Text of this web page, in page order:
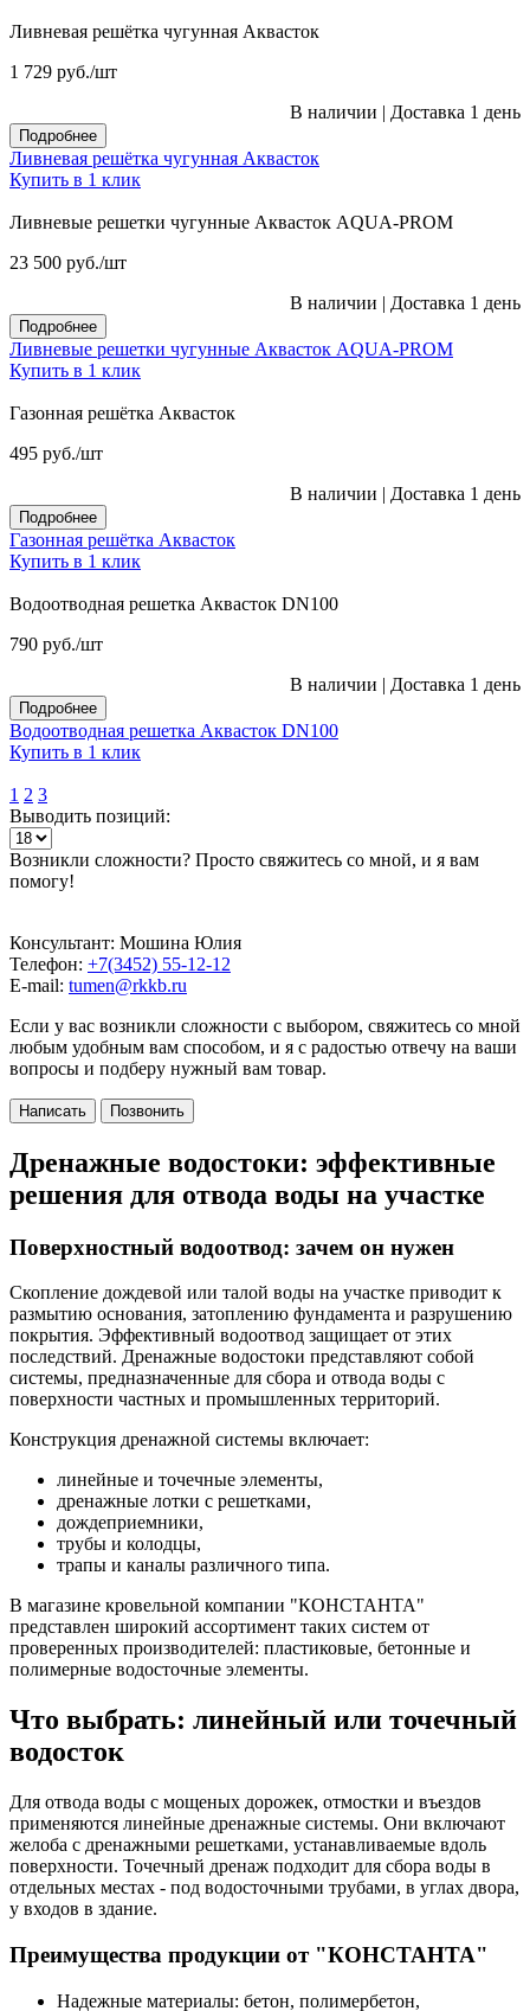
Ливневая решётка чугунная Аквасток
1 729 руб./шт
В наличии | Доставка 1 день
Подробнее
Ливневая решётка чугунная Аквасток
Купить в 1 клик
Ливневые решетки чугунные Аквасток AQUA-PROM
23 500 руб./шт
В наличии | Доставка 1 день
Подробнее
Ливневые решетки чугунные Аквасток AQUA-PROM
Купить в 1 клик
Газонная решётка Аквасток
495 руб./шт
В наличии | Доставка 1 день
Подробнее
Газонная решётка Аквасток
Купить в 1 клик
Водоотводная решетка Аквасток DN100
790 руб./шт
В наличии | Доставка 1 день
Подробнее
Водоотводная решетка Аквасток DN100
Купить в 1 клик
1 2 3
Выводить позиций:
Возникли сложности? Просто свяжитесь со мной, и я вам
помогу!
Консультант: Мошина Юлия
Телефон: +7(3452) 55-12-12
E-mail: tumen@rkkb.ru
Если у вас возникли сложности с выбором, свяжитесь со мной
любым удобным вам способом, и я с радостью отвечу на ваши
вопросы и подберу нужный вам товар.
Написать Позвонить
Дренажные водостоки: эффективные
решения для отвода воды на участке
Поверхностный водоотвод: зачем он нужен
Скопление дождевой или талой воды на участке приводит к
размытию основания, затоплению фундамента и разрушению
покрытия. Эффективный водоотвод защищает от этих
последствий. Дренажные водостоки представляют собой
системы, предназначенные для сбора и отвода воды с
поверхности частных и промышленных территорий.
Конструкция дренажной системы включает:
линейные и точечные элементы,
дренажные лотки с решетками,
дождеприемники,
трубы и колодцы,
трапы и каналы различного типа.
В магазине кровельной компании "КОНСТАНТА"
представлен широкий ассортимент таких систем от
проверенных производителей: пластиковые, бетонные и
полимерные водосточные элементы.
Что выбрать: линейный или точечный
водосток
Для отвода воды с мощеных дорожек, отмостки и въездов
применяются линейные дренажные системы. Они включают
желоба с дренажными решетками, устанавливаемые вдоль
поверхности. Точечный дренаж подходит для сбора воды в
отдельных местах - под водосточными трубами, в углах двора,
у входов в здание.
Преимущества продукции от "КОНСТАНТА"
Надежные материалы: бетон, полимербетон,